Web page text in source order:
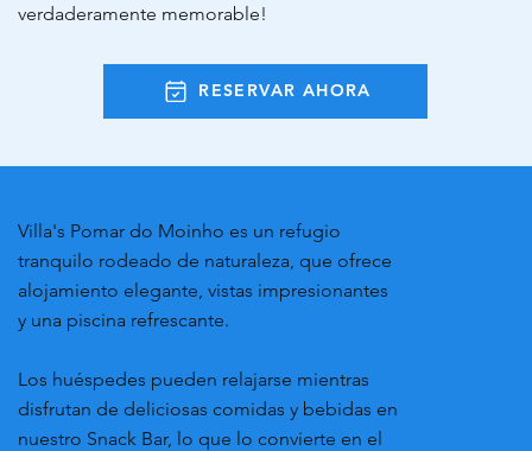
verdaderamente memorable!
RESERVAR AHORA
Villa's Pomar do Moinho es un refugio
tranquilo rodeado de naturaleza, que ofrece
alojamiento elegante, vistas impresionantes
y una piscina refrescante.
Los huéspedes pueden relajarse mientras
disfrutan de deliciosas comidas y bebidas en
nuestro Snack Bar, lo que lo convierte en el